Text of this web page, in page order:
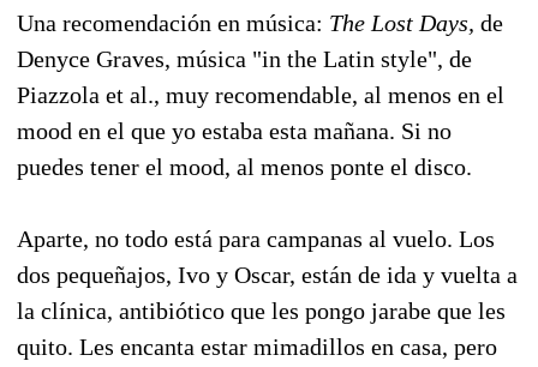
Una recomendación en música: The Lost Days, de
Denyce Graves, música "in the Latin style", de
Piazzola et al., muy recomendable, al menos en el
mood en el que yo estaba esta mañana. Si no
puedes tener el mood, al menos ponte el disco.
Aparte, no todo está para campanas al vuelo. Los
dos pequeñajos, Ivo y Oscar, están de ida y vuelta a
la clínica, antibiótico que les pongo jarabe que les
quito. Les encanta estar mimadillos en casa, pero